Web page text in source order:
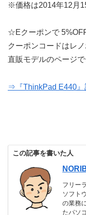
※価格は2014年12月
☆Eクーポンで 5%OFF
クーポンコードはレ
直販モデルのページで
⇒『ThinkPad E440』
この記事を書いた人
フリー
ソフト
の業務
たパソ